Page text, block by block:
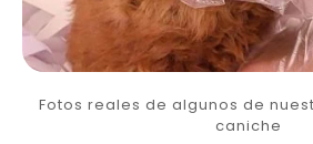
Fotos reales de algunos de
caniche